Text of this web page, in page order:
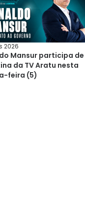
2026
Mansur participa de
da TV Aratu nesta
feira (5)